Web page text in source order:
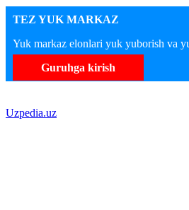
TEZ YUK MARKAZ
Yuk markaz elonlari yuk yuborish va
Guruhga kirish
Uzpedia.uz